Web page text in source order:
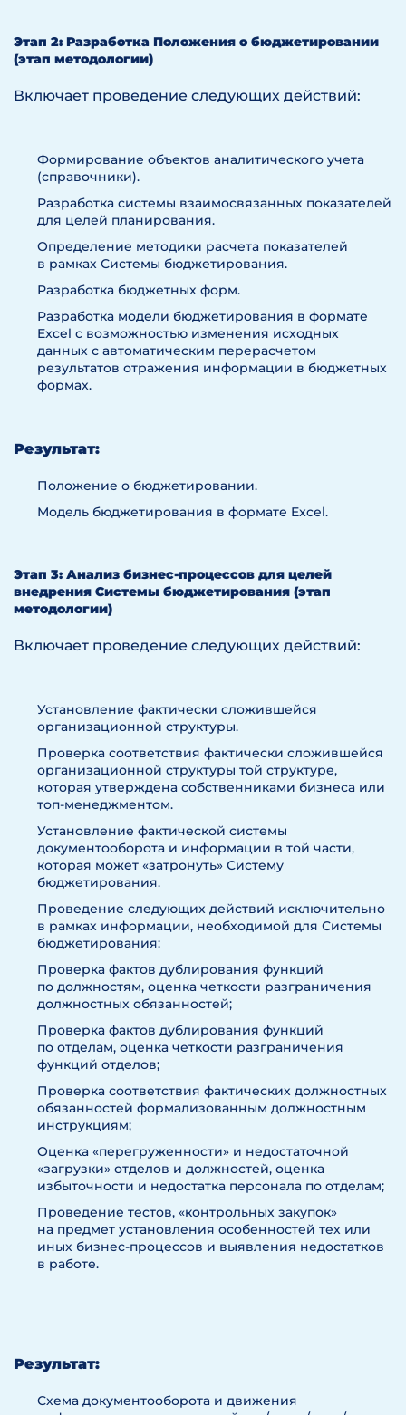
Этап 2: Разработка Положения о бюджетировании
(этап методологии)
Включает проведение следующих действий:
Формирование объектов аналитического учета
(справочники).
Разработка системы взаимосвязанных показателей
для целей планирования.
Определение методики расчета показателей
в рамках Системы бюджетирования.
Разработка бюджетных форм.
Разработка модели бюджетирования в формате
Excel с возможностью изменения исходных
данных с автоматическим перерасчетом
результатов отражения информации в бюджетных
формах.
Результат:
Положение о бюджетировании.
Модель бюджетирования в формате Excel.
Этап 3: Анализ бизнес-процессов для целей
внедрения Системы бюджетирования (этап
методологии)
Включает проведение следующих действий:
Установление фактически сложившейся
организационной структуры.
Проверка соответствия фактически сложившейся
организационной структуры той структуре,
которая утверждена собственниками бизнеса или
топ-менеджментом.
Установление фактической системы
документооборота и информации в той части,
которая может «затронуть» Систему
бюджетирования.
Проведение следующих действий исключительно
в рамках информации, необходимой для Системы
бюджетирования:
Проверка фактов дублирования функций
по должностям, оценка четкости разграничения
должностных обязанностей;
Проверка фактов дублирования функций
по отделам, оценка четкости разграничения
функций отделов;
Проверка соответствия фактических должностных
обязанностей формализованным должностным
инструкциям;
Оценка «перегруженности» и недостаточной
«загрузки» отделов и должностей, оценка
избыточности и недостатка персонала по отделам;
Проведение тестов, «контрольных закупок»
на предмет установления особенностей тех или
иных бизнес-процессов и выявления недостатков
в работе.
Результат:
Схема документооборота и движения